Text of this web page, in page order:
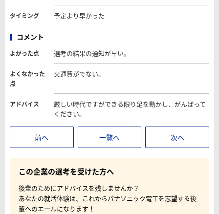
タイミング 予定より早かった
コメント
よかった点 選考の結果の通知が早い。
よくなかった
点
交通費がでない。
アドバイス
厳しい時代ですができる限り足を動かし、がんばって
ください。
前へ 一覧へ 次へ
この企業の選考を受けた方へ
後輩のためにアドバイスを残しませんか？
あなたの就活体験は、これからパナソニック電工を志望する後
輩へのエールになります！